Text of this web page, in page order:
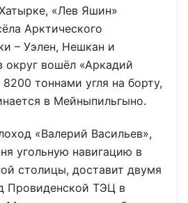
«Лев Яшин»
Арктического
– Уэлен, Нешкан и
округ вошёл «Аркадий
тоннами угля на борту,
в Мейныпильгыно.
«Валерий Васильев»,
угольную навигацию в
столицы, доставит двумя
Провиденской ТЭЦ в